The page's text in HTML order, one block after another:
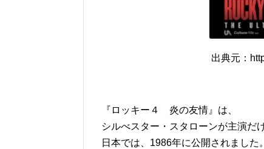
出典元：
『ロッキー４ 炎の友情』は、
シルべスター・スタローンが主演だ
日本では、1986年に公開されました。